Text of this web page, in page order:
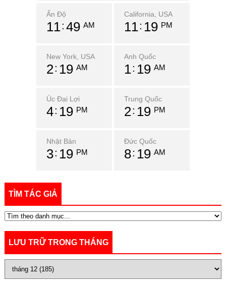
Ấn Độ
11 49 AM
California, USA
11 19 PM
New York, USA
2 19 AM
Anh Quốc
1 19 AM
Úc Đại Lợi
4 19 PM
Trung Quốc
2 19 PM
Nhật Bản
3 19 PM
Đức Quốc
8 19 AM
TÌM TÁC GIẢ
LƯU TRỮ TRONG THÁNG